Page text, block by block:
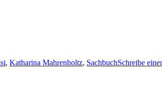
, Katharina Mahrenholtz, SachbuchSchreibe